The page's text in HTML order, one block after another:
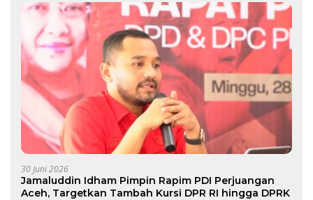
30 Juni 2026
Jamaluddin Idham Pimpin Rapim PDI Perjuangan
Aceh, Targetkan Tambah Kursi DPR RI hingga DPRK